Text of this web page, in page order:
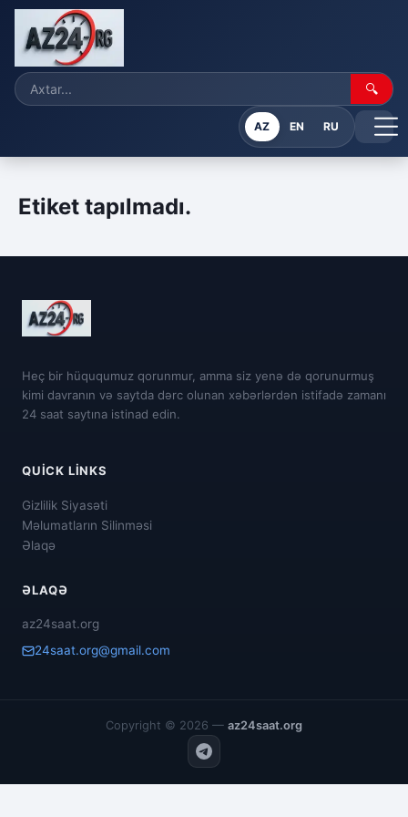
🔍
AZ EN RU
Etiket tapılmadı.
Heç bir hüququmuz qorunmur, amma siz yenə də qorunurmuş
kimi davranın və saytda dərc olunan xəbərlərdən istifadə zamanı
24 saat saytına istinad edin.
QUICK LINKS
Gizlilik Siyasəti
Məlumatların Silinməsi
Əlaqə
ƏLAQƏ
az24saat.org
24saat.org@gmail.com
Copyright © 2026 — az24saat.org